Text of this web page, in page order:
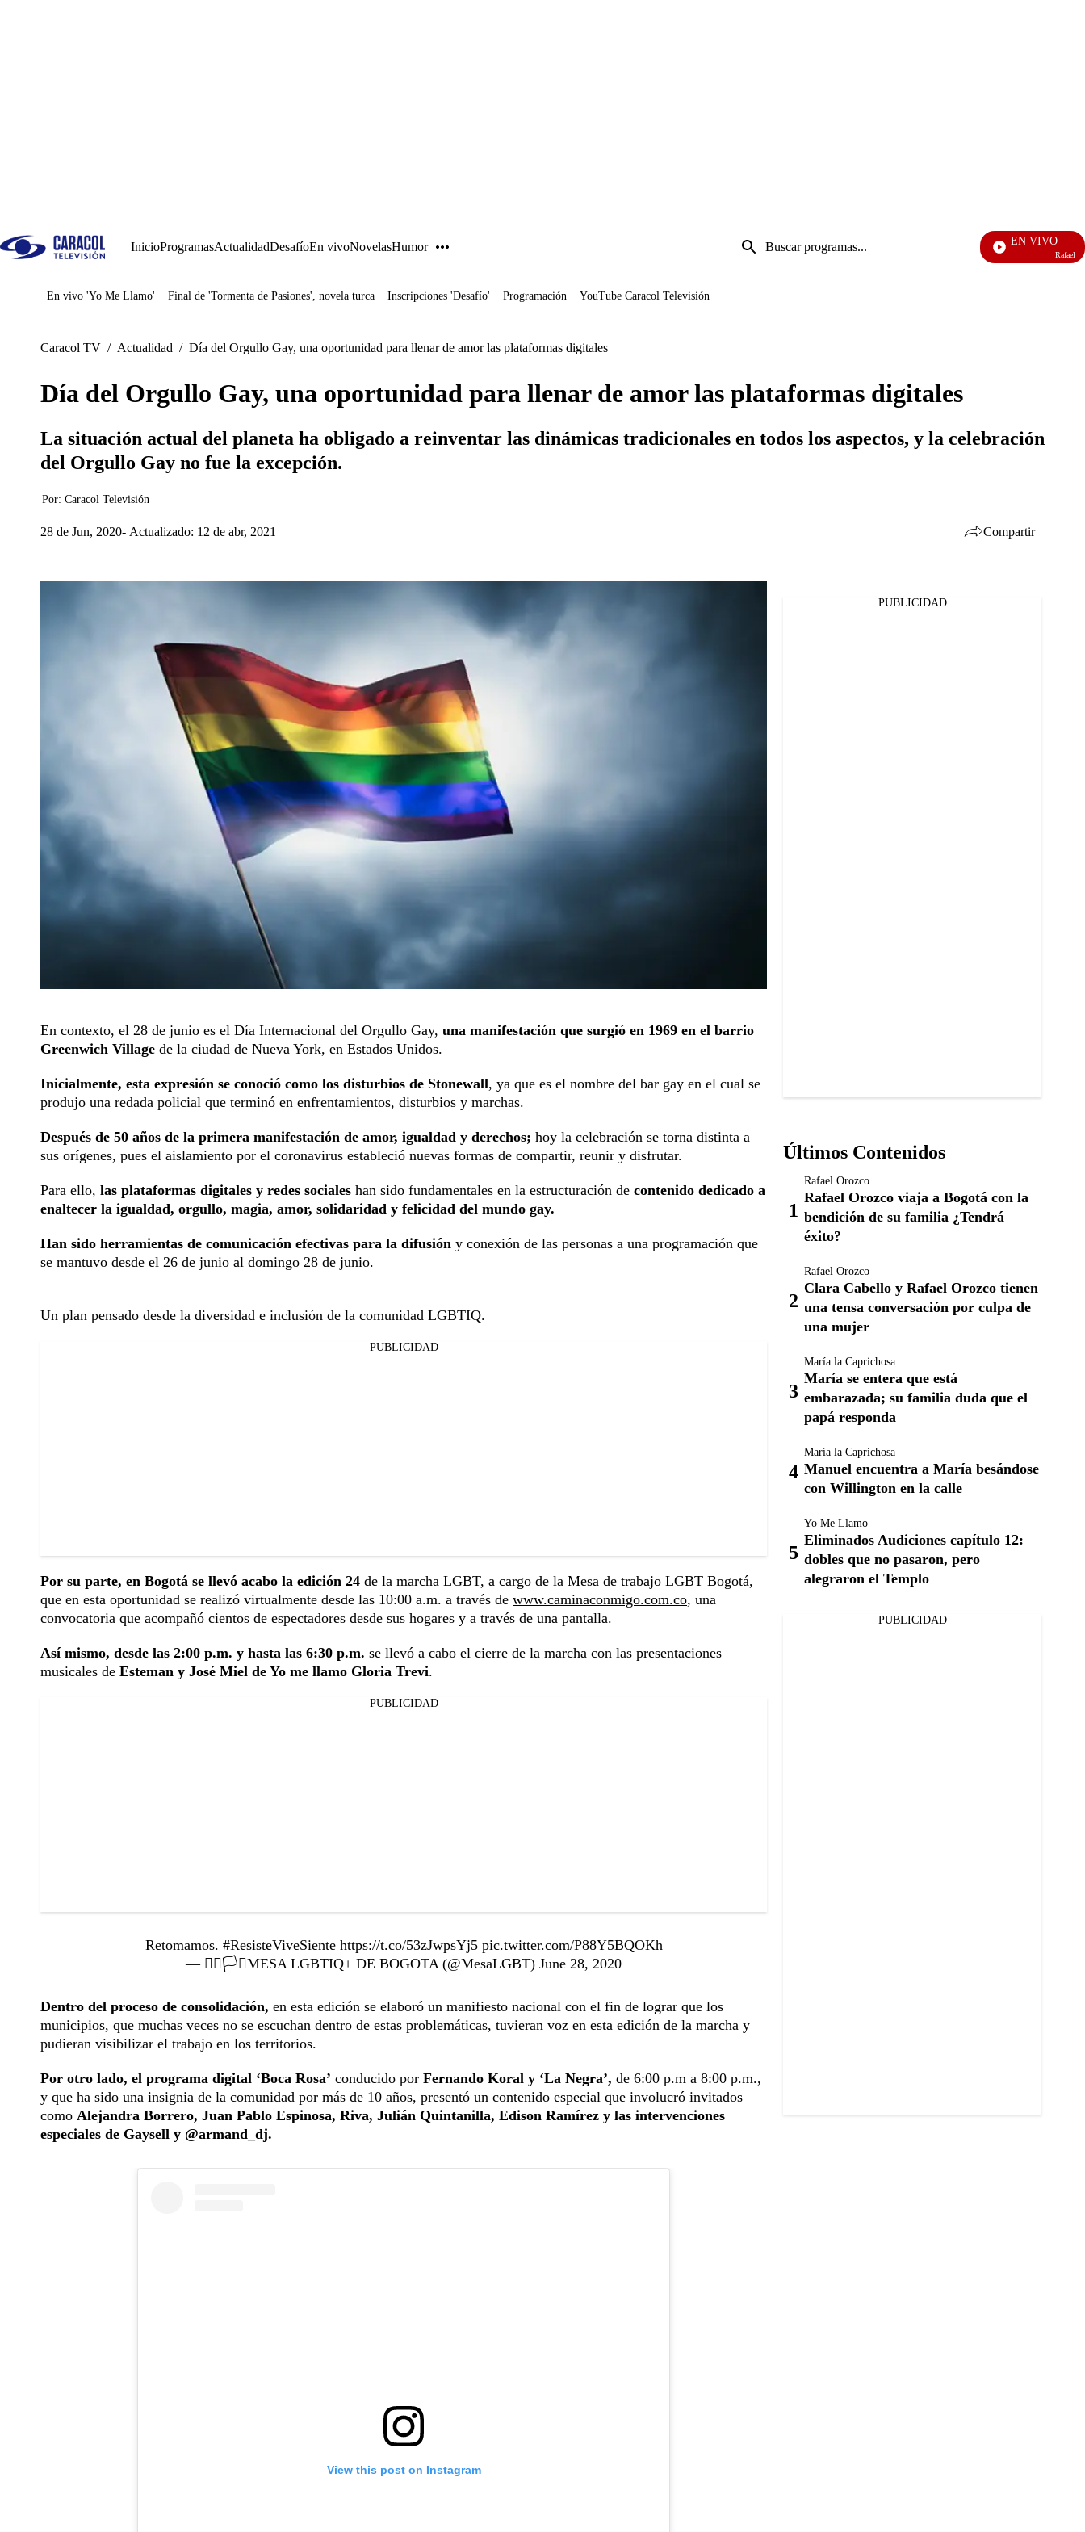
InicioProgramasActualidadDesafíoEn vivoNovelasHumor
Entrada
de
EN VIVO
Rafael Orozco
Juegos
En vivo 'Yo Me Llamo' Final de 'Tormenta de Pasiones', novela turca Inscripciones 'Desafío' Programación YouTube Caracol Televisión
Caracol TV / Actualidad / Día del Orgullo Gay, una oportunidad para llenar de amor las plataformas digitales
Día del Orgullo Gay, una oportunidad para llenar de amor las plataformas digitales
La situación actual del planeta ha obligado a reinventar las dinámicas tradicionales en todos los aspectos, y la celebración
del Orgullo Gay no fue la excepción.
Por: Caracol Televisión
28 de Jun, 2020 Actualizado: 12 de abr, 2021 Compartir
En contexto, el 28 de junio es el Día Internacional del Orgullo Gay, una manifestación que surgió en 1969 en el barrio
Greenwich Village de la ciudad de Nueva York, en Estados Unidos.
Inicialmente, esta expresión se conoció como los disturbios de Stonewall, ya que es el nombre del bar gay en el cual se
produjo una redada policial que terminó en enfrentamientos, disturbios y marchas.
Después de 50 años de la primera manifestación de amor, igualdad y derechos; hoy la celebración se torna distinta a
sus orígenes, pues el aislamiento por el coronavirus estableció nuevas formas de compartir, reunir y disfrutar.
Para ello, las plataformas digitales y redes sociales han sido fundamentales en la estructuración de contenido dedicado a
enaltecer la igualdad, orgullo, magia, amor, solidaridad y felicidad del mundo gay.
Han sido herramientas de comunicación efectivas para la difusión y conexión de las personas a una programación que
se mantuvo desde el 26 de junio al domingo 28 de junio.
Un plan pensado desde la diversidad e inclusión de la comunidad LGBTIQ.
PUBLICIDAD
Por su parte, en Bogotá se llevó acabo la edición 24 de la marcha LGBT, a cargo de la Mesa de trabajo LGBT Bogotá,
que en esta oportunidad se realizó virtualmente desde las 10:00 a.m. a través de www.caminaconmigo.com.co, una
convocatoria que acompañó cientos de espectadores desde sus hogares y a través de una pantalla.
Así mismo, desde las 2:00 p.m. y hasta las 6:30 p.m. se llevó a cabo el cierre de la marcha con las presentaciones
musicales de Esteman y José Miel de Yo me llamo Gloria Trevi.
PUBLICIDAD
Retomamos. #ResisteViveSiente https://t.co/53zJwpsYj5 pic.twitter.com/P88Y5BQOKh
— 🏳️‍🌈🏳️‍⚧️MESA LGBTIQ+ DE BOGOTA (@MesaLGBT) June 28, 2020
Dentro del proceso de consolidación, en esta edición se elaboró un manifiesto nacional con el fin de lograr que los
municipios, que muchas veces no se escuchan dentro de estas problemáticas, tuvieran voz en esta edición de la marcha y
pudieran visibilizar el trabajo en los territorios.
Por otro lado, el programa digital ‘Boca Rosa’ conducido por Fernando Koral y ‘La Negra’, de 6:00 p.m a 8:00 p.m.,
y que ha sido una insignia de la comunidad por más de 10 años, presentó un contenido especial que involucró invitados
como Alejandra Borrero, Juan Pablo Espinosa, Riva, Julián Quintanilla, Edison Ramírez y las intervenciones
especiales de Gaysell y @armand_dj.
View this post on Instagram
PUBLICIDAD
Últimos Contenidos
Rafael Orozco
Rafael Orozco viaja a Bogotá con la
bendición de su familia ¿Tendrá
éxito?
Rafael Orozco
Clara Cabello y Rafael Orozco tienen
una tensa conversación por culpa de
una mujer
María la Caprichosa
María se entera que está
embarazada; su familia duda que el
papá responda
María la Caprichosa
Manuel encuentra a María besándose
con Willington en la calle
Yo Me Llamo
Eliminados Audiciones capítulo 12:
dobles que no pasaron, pero
alegraron el Templo
PUBLICIDAD